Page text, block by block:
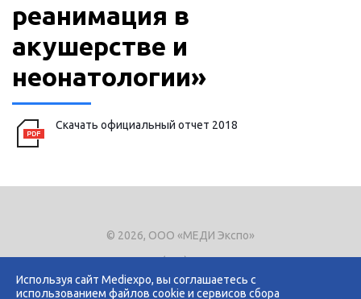
Используя сайт Mediexpo, вы соглашаетесь с
использованием файлов cookie и сервисов сбора
реанимация в
акушерстве и
неонатологии»
Скачать официальный отчет 2018
© 2026, ООО «МЕДИ Экспо»
Тел.+7 (495) 721-8866
E-mail:expo@mediexpo.ru
Контакты